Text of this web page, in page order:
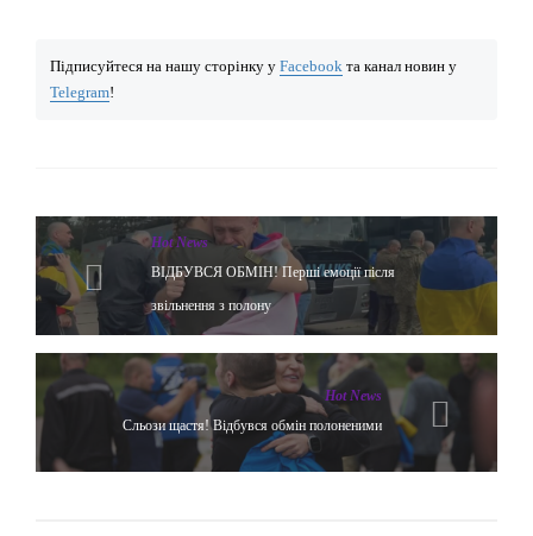
Підписуйтеся на нашу сторінку у Facebook та канал новин у
Telegram!
Hot News
ВІДБУВСЯ ОБМІН! Перші емоції після
звільнення з полону
Hot News
Сльози щастя! Відбувся обмін полоненими